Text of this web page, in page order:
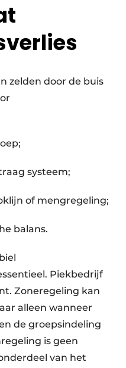
zelden door de buis
systeem;
of mengregeling;
balans.
Piekbedrijf
Zoneregeling kan
alleen wanneer
de groepsindeling
is geen
van het